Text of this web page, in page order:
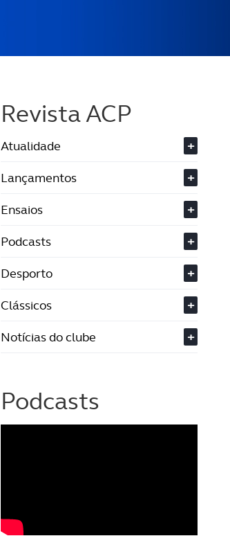
Revista ACP
Atualidade
+
Lançamentos
+
Ensaios
+
Podcasts
+
Desporto
+
Clássicos
+
Notícias do clube
+
Podcasts